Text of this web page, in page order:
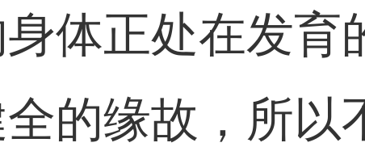
体正处在发育
的缘故，所以